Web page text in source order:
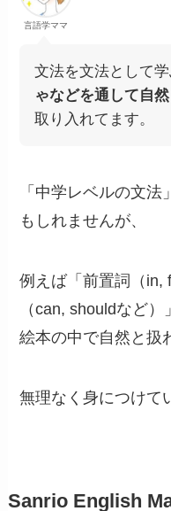
言語学ママ
文法を文法として学
ゃなどを通して自
取り入れてます。
「中学レベルの文
もしれませんが、
例えば「前置詞（in,
（can, shouldなど
絵本の中で自然と扱
無理なく身につけて
Sanrio English